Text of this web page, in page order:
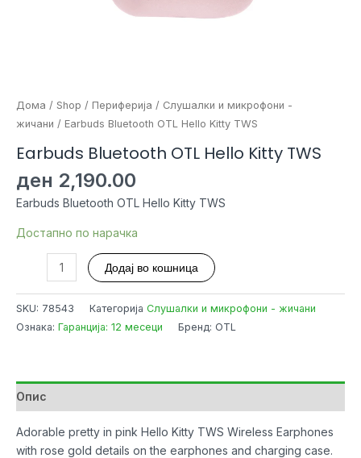
Дома / Shop / Периферија / Слушалки и микрофони -
жичани / Earbuds Bluetooth OTL Hello Kitty TWS
Earbuds Bluetooth OTL Hello Kitty TWS
ден 2,190.00
Earbuds Bluetooth OTL Hello Kitty TWS
Достапно по нарачка
Bluetooth
OTL
Додај во кошница
SKU: 78543 Категорија Слушалки и микрофони - жичани
Ознака: Гаранција: 12 месеци Бренд: OTL
Опис
Adorable pretty in pink Hello Kitty TWS Wireless Earphones
with rose gold details on the earphones and charging case.